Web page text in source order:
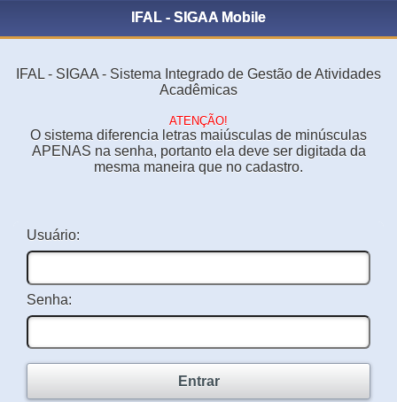
IFAL - SIGAA Mobile
IFAL - SIGAA - Sistema Integrado de Gestão de Atividades
Acadêmicas
ATENÇÃO!
O sistema diferencia letras maiúsculas de minúsculas
APENAS na senha, portanto ela deve ser digitada da
mesma maneira que no cadastro.
Usuário:
Senha:
Entrar